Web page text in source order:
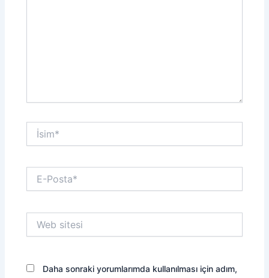
İsim*
Posta*
sitesi
Daha sonraki yorumlarımda kullanılması için adım,